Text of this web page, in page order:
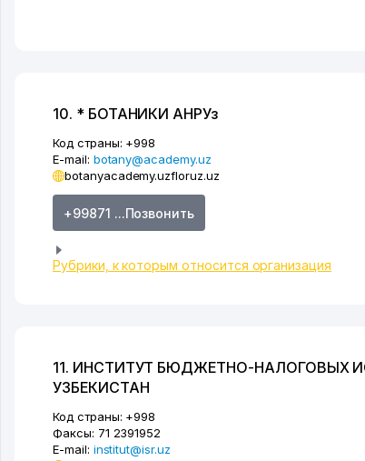
10. * БОТАНИКИ АНРУз
Код страны: +998
E-mail: botany@academy.uz
botanyacademy.uzfloruz.uz
+99871 ...Позвонить
Рубрики, к которым относится организация
11. ИНСТИТУТ БЮДЖЕТНО-НАЛОГОВЫХ
УЗБЕКИСТАН
Код страны: +998
Факсы: 71 2391952
E-mail: institut@isr.uz